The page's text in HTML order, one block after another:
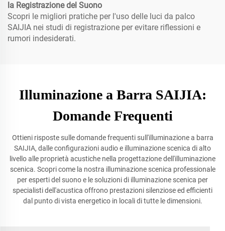
la Registrazione del Suono
Scopri le migliori pratiche per l'uso delle luci da palco
SAIJIA nei studi di registrazione per evitare riflessioni e
rumori indesiderati.
Illuminazione a Barra SAIJIA:
Domande Frequenti
Ottieni risposte sulle domande frequenti sull'illuminazione a barra
SAIJIA, dalle configurazioni audio e illuminazione scenica di alto
livello alle proprietà acustiche nella progettazione dell'illuminazione
scenica. Scopri come la nostra illuminazione scenica professionale
per esperti del suono e le soluzioni di illuminazione scenica per
specialisti dell'acustica offrono prestazioni silenziose ed efficienti
dal punto di vista energetico in locali di tutte le dimensioni.